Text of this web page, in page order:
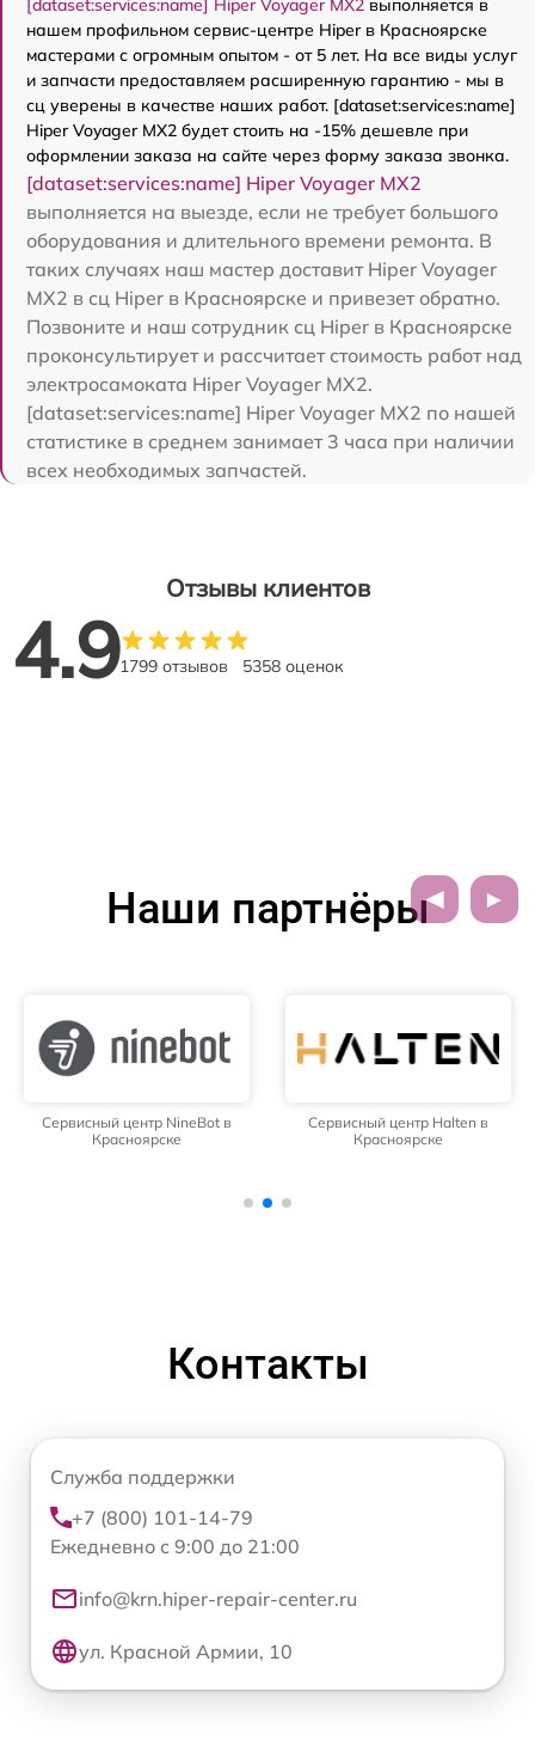
[dataset:services:name] Hiper Voyager MX2 выполняется в
нашем профильном сервис-центре Hiper в Красноярске
мастерами с огромным опытом - от 5 лет. На все виды услуг
и запчасти предоставляем расширенную гарантию - мы в
сц уверены в качестве наших работ. [dataset:services:name]
Hiper Voyager MX2 будет стоить на -15% дешевле при
оформлении заказа на сайте через форму заказа звонка.
[dataset:services:name] Hiper Voyager MX2
выполняется на выезде, если не требует большого
оборудования и длительного времени ремонта. В
таких случаях наш мастер доставит Hiper Voyager
MX2 в сц Hiper в Красноярске и привезет обратно.
Позвоните и наш сотрудник сц Hiper в Красноярске
проконсультирует и рассчитает стоимость работ над
электросамоката Hiper Voyager MX2.
[dataset:services:name] Hiper Voyager MX2 по нашей
статистике в среднем занимает 3 часа при наличии
всех необходимых запчастей.
Отзывы клиентов
4.91799 отзывов 5358 оценок
Наши партнёры
Сервисный центр NineBot в
Красноярске
Сервисный центр Halten в
Красноярске
Контакты
Служба поддержки
+7 (800) 101-14-79
Ежедневно с 9:00 до 21:00
info@krn.hiper-repair-center.ru
ул. Красной Армии, 10